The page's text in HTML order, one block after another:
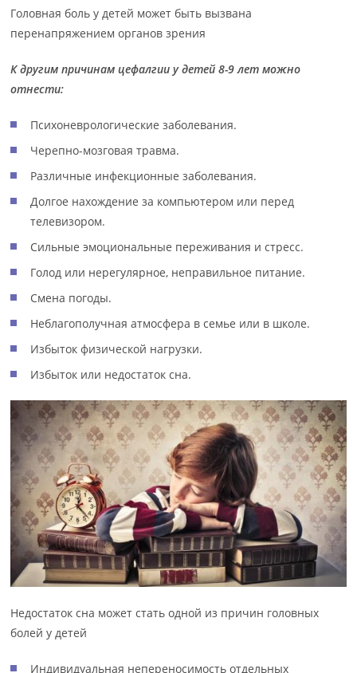
Головная боль у детей может быть вызвана
перенапряжением органов зрения
К другим причинам цефалгии у детей 8-9 лет можно
отнести:
Психоневрологические заболевания.
Черепно-мозговая травма.
Различные инфекционные заболевания.
Долгое нахождение за компьютером или перед
телевизором.
Сильные эмоциональные переживания и стресс.
Голод или нерегулярное, неправильное питание.
Смена погоды.
Неблагополучная атмосфера в семье или в школе.
Избыток физической нагрузки.
Избыток или недостаток сна.
Недостаток сна может стать одной из причин головных
болей у детей
Индивидуальная непереносимость отдельных